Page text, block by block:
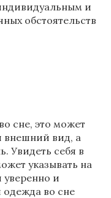
и
обстоятельств
сне, это может
внешний вид, а
Увидеть себя в
указывать на
уверенно и
одежда во сне